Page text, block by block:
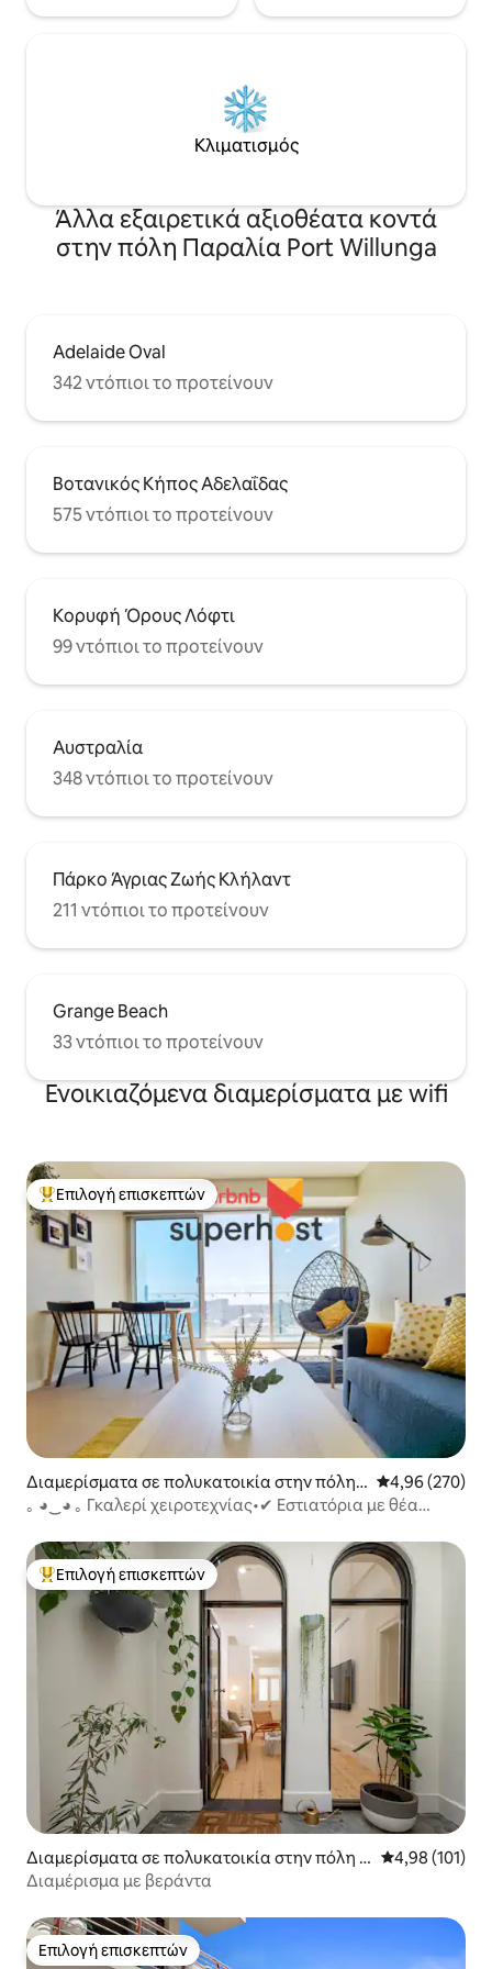
Κλιματισμός
Άλλα εξαιρετικά αξιοθέατα κοντά
στην πόλη Παραλία Port Willunga
Adelaide Oval
342 ντόπιοι το προτείνουν
Βοτανικός Κήπος Αδελαΐδας
575 ντόπιοι το προτείνουν
Κορυφή Όρους Λόφτι
99 ντόπιοι το προτείνουν
Αυστραλία
348 ντόπιοι το προτείνουν
Πάρκο Άγριας Ζωής Κλήλαντ
211 ντόπιοι το προτείνουν
Grange Beach
33 ντόπιοι το προτείνουν
Ενοικιαζόμενα διαμερίσματα με wifi
Κορυφαία επιλογή επισκεπτών
Επιλογή επισκεπτών
Διαμερίσματα σε πολυκατοικία στην πόλη
Αδελαΐδα
Μέση
4,96 (270)
｡ ◕‿◕ ｡ Γκαλερί χειροτεχνίας•✔ Εστιατόρια με θέα
Κορυφαία επιλογή επισκεπτών
Επιλογή επισκεπτών
Διαμερίσματα σε πολυκατοικία στην πόλη Α
δελαΐδα
Μέση
4,98 (101)
Διαμέρισμα με βεράντα
Επιλογή επισκεπτών
Επιλογή επισκεπτών